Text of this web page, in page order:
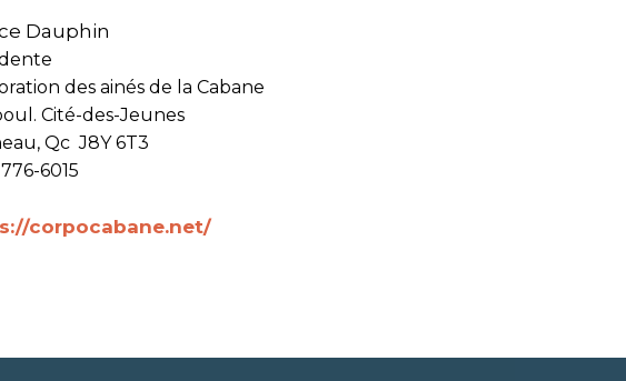
Dauphin
des ainés de la Cabane
Cité-des-Jeunes
Qc J8Y 6T3
6015
corpocabane.net/